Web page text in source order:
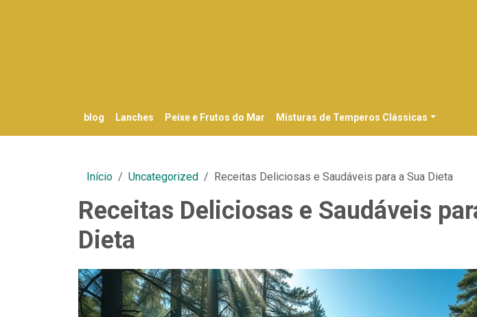
blog Lanches Peixe e Frutos do Mar Misturas de Temperos Clássicas
Início Uncategorized Receitas Deliciosas e Saudáveis para a Sua Dieta
Receitas Deliciosas e Saudáveis
Dieta